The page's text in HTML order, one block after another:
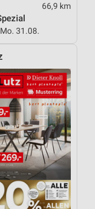
66,9 km
31.08.